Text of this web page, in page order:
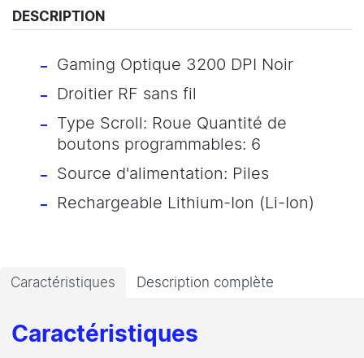
DESCRIPTION
Gaming Optique 3200 DPI Noir
Droitier RF sans fil
Type Scroll: Roue Quantité de
boutons programmables: 6
Source d'alimentation: Piles
Rechargeable Lithium-Ion (Li-Ion)
Caractéristiques Description complète
Caractéristiques